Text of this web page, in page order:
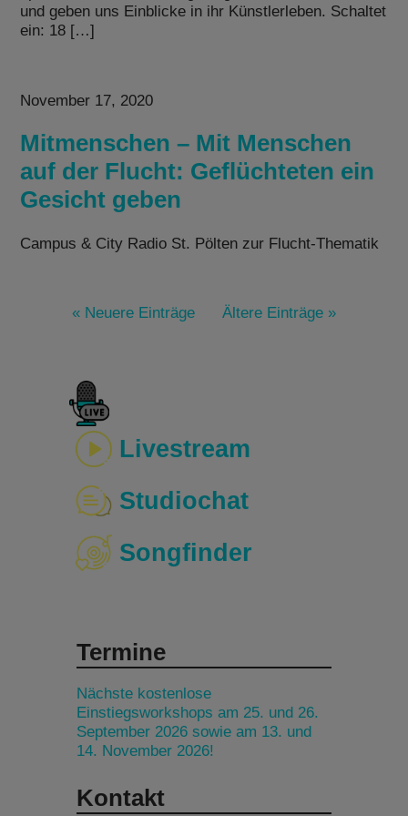
und geben uns Einblicke in ihr Künstlerleben. Schaltet
ein: 18 […]
November 17, 2020
Mitmenschen – Mit Menschen
auf der Flucht: Geflüchteten ein
Gesicht geben
Campus & City Radio St. Pölten zur Flucht-Thematik
« Neuere Einträge Ältere Einträge »
Livestream
Studiochat
Songfinder
Termine
Nächste kostenlose
Einstiegsworkshops am 25. und 26.
September 2026 sowie am 13. und
14. November 2026!
Kontakt